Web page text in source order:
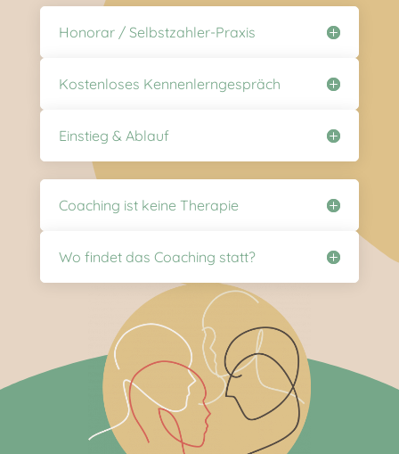
Honorar / Selbstzahler-Praxis
Kostenloses Kennenlerngespräch
Einstieg & Ablauf
Coaching ist keine Therapie
Wo findet das Coaching statt?